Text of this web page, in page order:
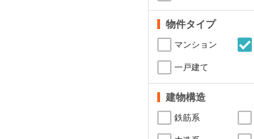
物件タイプ
マンション
一戸建て
建物構造
鉄筋系